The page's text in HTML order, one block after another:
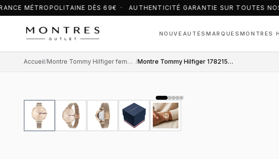
MÉTROPOLITAINE DÈS 69€ · AUTHENTICITÉ GARANTIE SUR TOUTES
NOUVEAUTÉSMARQUES MONTRES
Accueil/ Montre Tommy Hilfiger femme / Montre Tommy Hilfiger 1782158 en acier rose doré et maille milanaise